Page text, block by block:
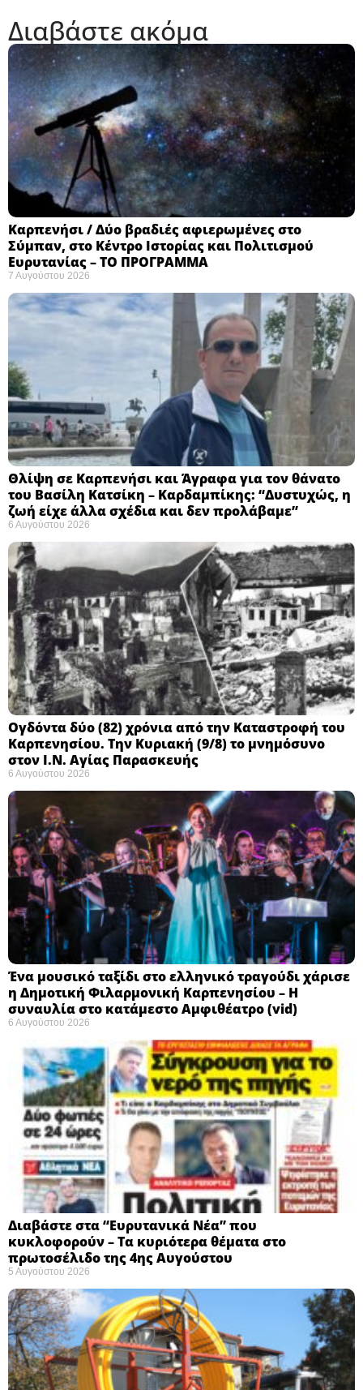
Διαβάστε ακόμα
Καρπενήσι / Δύο βραδιές αφιερωμένες στο
Σύμπαν, στο Κέντρο Ιστορίας και Πολιτισμού
Ευρυτανίας – ΤΟ ΠΡΟΓΡΑΜΜΑ
7 Αυγούστου 2026
Θλίψη σε Καρπενήσι και Άγραφα για τον θάνατο
του Βασίλη Κατσίκη – Καρδαμπίκης: “Δυστυχώς, η
ζωή είχε άλλα σχέδια και δεν προλάβαμε”
6 Αυγούστου 2026
Ογδόντα δύο (82) χρόνια από την Καταστροφή του
Καρπενησίου. Την Κυριακή (9/8) το μνημόσυνο
στον Ι.Ν. Αγίας Παρασκευής
6 Αυγούστου 2026
Ένα μουσικό ταξίδι στο ελληνικό τραγούδι χάρισε
η Δημοτική Φιλαρμονική Καρπενησίου – Η
συναυλία στο κατάμεστο Αμφιθέατρο (vid)
6 Αυγούστου 2026
Διαβάστε στα “Ευρυτανικά Νέα” που
κυκλοφορούν – Τα κυριότερα θέματα στο
πρωτοσέλιδο της 4ης Αυγούστου
5 Αυγούστου 2026